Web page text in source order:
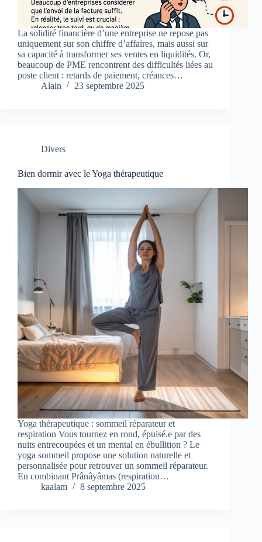
La solidité financière d’une entreprise ne repose pas
uniquement sur son chiffre d’affaires, mais aussi sur
sa capacité à transformer ses ventes en liquidités. Or,
beaucoup de PME rencontrent des difficultés liées au
poste client : retards de paiement, créances…
Alain
23 septembre 2025
Divers
Bien dormir avec le Yoga thérapeutique
Yoga thérapeutique : sommeil réparateur et
respiration Vous tournez en rond, épuisé.e par des
nuits entrecoupées et un mental en ébullition ? Le
yoga sommeil propose une solution naturelle et
personnalisée pour retrouver un sommeil réparateur.
En combinant Prânâyâmas (respiration…
kaalam
8 septembre 2025